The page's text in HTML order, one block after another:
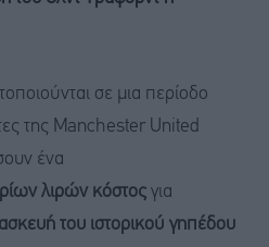
σε μια περίοδο
της Manchester United
ένα
λιρών κόστος για
του ιστορικού γηπέδου